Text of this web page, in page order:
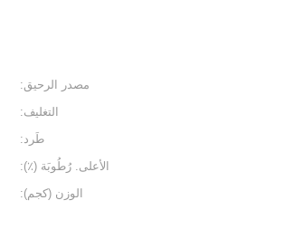
مصدر الرحيق:
التغليف:
طَرد:
الأعلى. رُطُوبَة (٪):
الوزن (كجم):